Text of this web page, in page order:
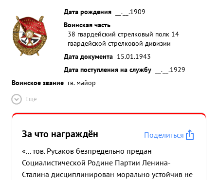
Дата рождения
__.__.1909
Воинская часть
38 гвардейский стрелковый полк 14
гвардейской стрелковой дивизии
Дата документа 15.01.1943
Дата поступления на службу
__.__.1929
Воинское звание гв. майор
Ещё
За что награждён
Поделиться
«... тов. Русаков безпредельно предан
Социалистической Родине Партии Ленина-
Сталина дисциплинирован морально устойчив не